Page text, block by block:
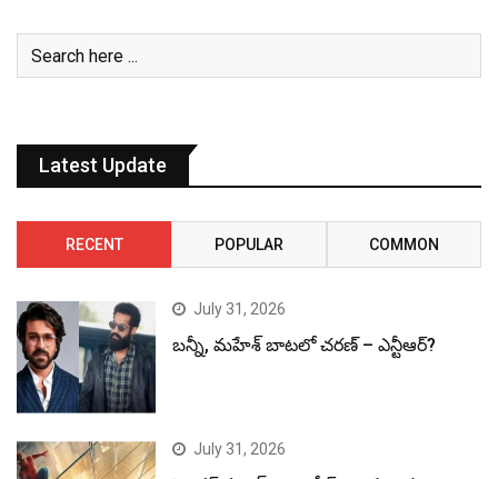
Latest Update
RECENT POPULAR COMMON
July 31, 2026
బన్నీ, మహేశ్ బాటలో చరణ్ – ఎన్టీఆర్?
July 31, 2026